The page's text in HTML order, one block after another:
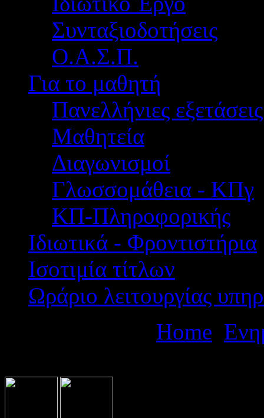
Συνταξιοδοτήσεις
Ο.Α.Σ.Π.
Για το μαθητή
Πανελλήνιες εξετάσεις
Μαθητεία
Διαγωνισμοί
Γλωσσομάθεια - ΚΠγ
ΚΠ-Πληροφορικής
Ιδιωτικά - Φροντιστήρια
Ισοτιμία τίτλων
Ωράριο λειτουργίας
Home